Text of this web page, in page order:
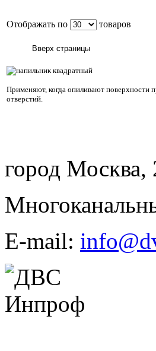
Отображать по товаров
Применяют, когда опиливают поверхности
отверстий.
город Москва,
E-mail: